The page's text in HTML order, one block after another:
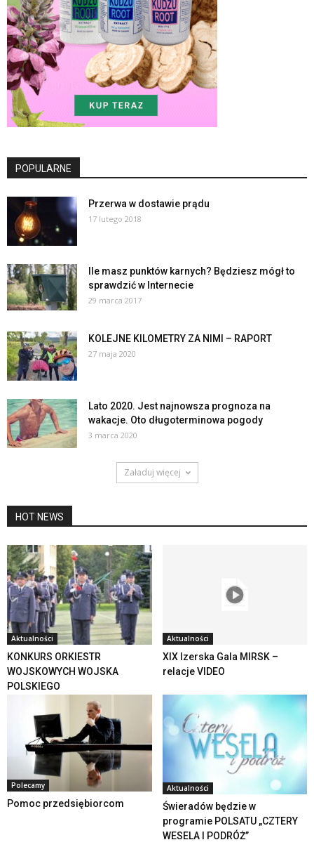
POPULARNE
Przerwa w dostawie prądu
17 lutego 2018
Ile masz punktów karnych? Będziesz mógł to
sprawdzić w Internecie
29 marca 2017
KOLEJNE KILOMETRY ZA NIMI – RAPORT
27 maja 2020
Lato 2020. Jest najnowsza prognoza na
wakacje. Oto długoterminowa pogody
3 marca 2020
Załaduj więcej
HOT NEWS
Aktualności
KONKURS ORKIESTR
WOJSKOWYCH WOJSKA
POLSKIEGO
Aktualności
XIX Izerska Gala MIRSK –
relacje VIDEO
Polecamy
Pomoc przedsiębiorcom
Aktualności
Świeradów będzie w
programie POLSATU „CZTERY
WESELA I PODRÓŻ”